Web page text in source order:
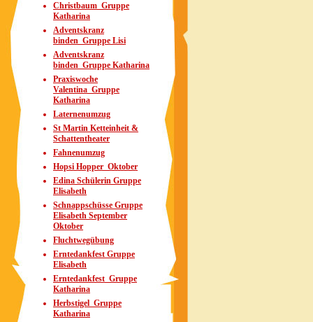
Christbaum_Gruppe
Katharina
Adventskranz
binden_Gruppe Lisi
Adventskranz
binden_Gruppe Katharina
Praxiswoche
Valentina_Gruppe
Katharina
Laternenumzug
St Martin Ketteinheit &
Schattentheater
Fahnenumzug
Hopsi Hopper_Oktober
Edina Schülerin Gruppe
Elisabeth
Schnappschüsse Gruppe
Elisabeth September
Oktober
Fluchtwegübung
Erntedankfest Gruppe
Elisabeth
Erntedankfest_Gruppe
Katharina
Herbstigel_Gruppe
Katharina